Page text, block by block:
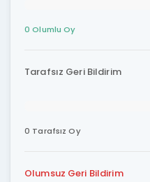
0 Olumlu Oy
Tarafsız Geri Bildirim
0 Tarafsız Oy
Olumsuz Geri Bildirim